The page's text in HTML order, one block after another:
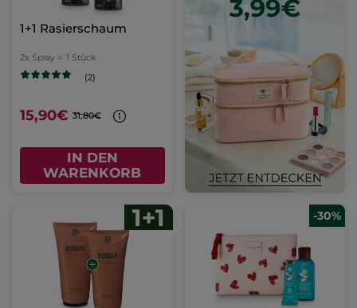
1+1 Rasierschaum
2x Spray = 1 Stück
(2)
15,90€ 31,80€
IN DEN
WARENKORB
-30%